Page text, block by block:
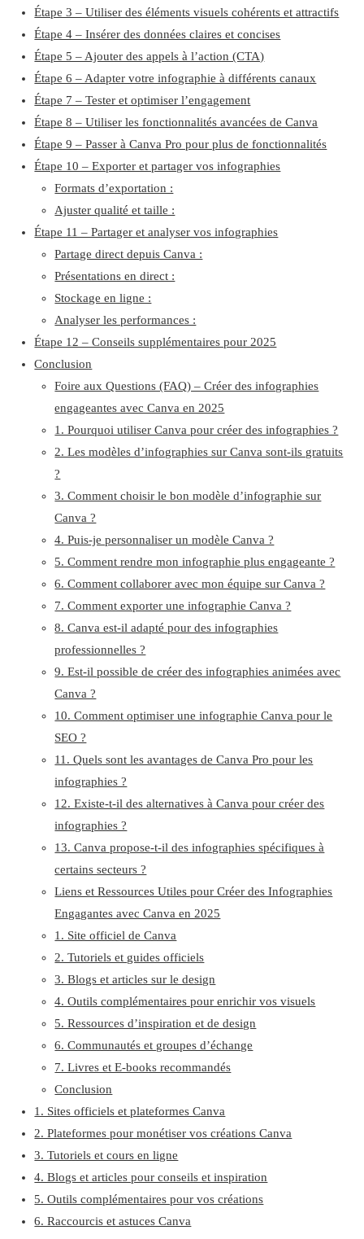
Étape 3 – Utiliser des éléments visuels cohérents et attractifs
Étape 4 – Insérer des données claires et concises
Étape 5 – Ajouter des appels à l’action (CTA)
Étape 6 – Adapter votre infographie à différents canaux
Étape 7 – Tester et optimiser l’engagement
Étape 8 – Utiliser les fonctionnalités avancées de Canva
Étape 9 – Passer à Canva Pro pour plus de fonctionnalités
Étape 10 – Exporter et partager vos infographies
Formats d’exportation :
Ajuster qualité et taille :
Étape 11 – Partager et analyser vos infographies
Partage direct depuis Canva :
Présentations en direct :
Stockage en ligne :
Analyser les performances :
Étape 12 – Conseils supplémentaires pour 2025
Conclusion
Foire aux Questions (FAQ) – Créer des infographies
engageantes avec Canva en 2025
1. Pourquoi utiliser Canva pour créer des infographies ?
2. Les modèles d’infographies sur Canva sont-ils gratuits
?
3. Comment choisir le bon modèle d’infographie sur
Canva ?
4. Puis-je personnaliser un modèle Canva ?
5. Comment rendre mon infographie plus engageante ?
6. Comment collaborer avec mon équipe sur Canva ?
7. Comment exporter une infographie Canva ?
8. Canva est-il adapté pour des infographies
professionnelles ?
9. Est-il possible de créer des infographies animées avec
Canva ?
10. Comment optimiser une infographie Canva pour le
SEO ?
11. Quels sont les avantages de Canva Pro pour les
infographies ?
12. Existe-t-il des alternatives à Canva pour créer des
infographies ?
13. Canva propose-t-il des infographies spécifiques à
certains secteurs ?
Liens et Ressources Utiles pour Créer des Infographies
Engagantes avec Canva en 2025
1. Site officiel de Canva
2. Tutoriels et guides officiels
3. Blogs et articles sur le design
4. Outils complémentaires pour enrichir vos visuels
5. Ressources d’inspiration et de design
6. Communautés et groupes d’échange
7. Livres et E-books recommandés
Conclusion
1. Sites officiels et plateformes Canva
2. Plateformes pour monétiser vos créations Canva
3. Tutoriels et cours en ligne
4. Blogs et articles pour conseils et inspiration
5. Outils complémentaires pour vos créations
6. Raccourcis et astuces Canva